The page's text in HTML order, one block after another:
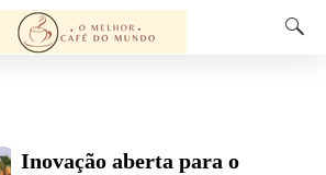
Inovação aberta para o